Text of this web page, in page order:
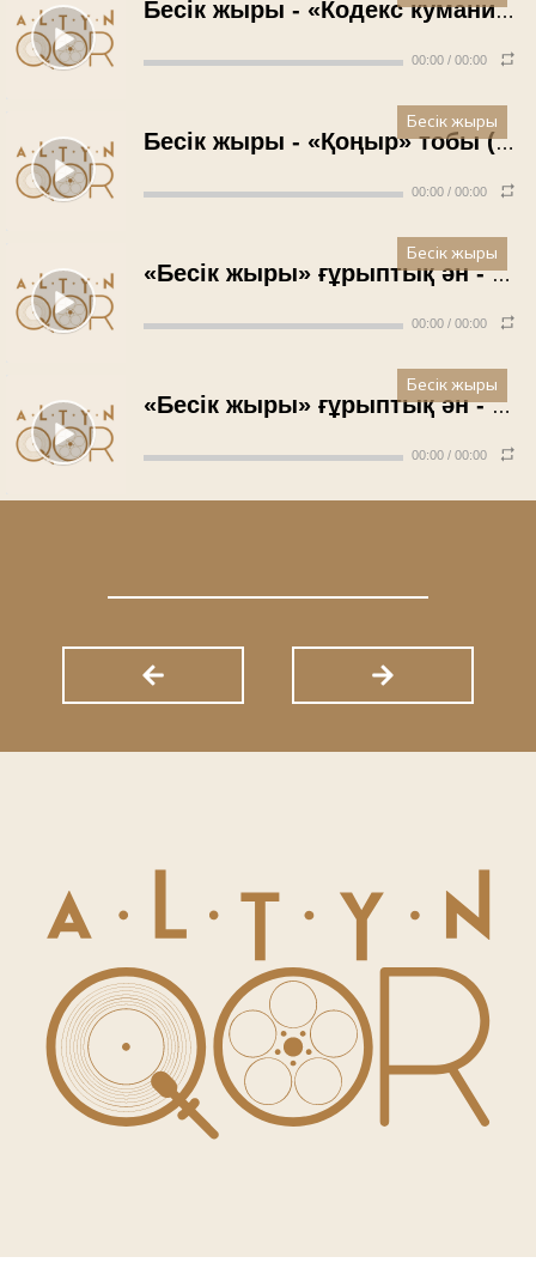
Бесік жыры - «Кодекс куманикус» тобы (2008 жыл)
00:00 / 00:00
Бесік жыры - «Қоңыр» тобы (2010 жыл)
00:00 / 00:00
Бесік жыры
«Бесік жыры» ғұрыптық ән - Үміт Махамбетова (2011 жыл)
00:00 / 00:00
Бесік жыры
«Бесік жыры» ғұрыптық ән - Мүфти Ахметова (2011 жыл)
00:00 / 00:00
Бесік жыры